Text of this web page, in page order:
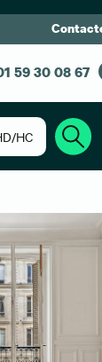
59 30 08 67
HC